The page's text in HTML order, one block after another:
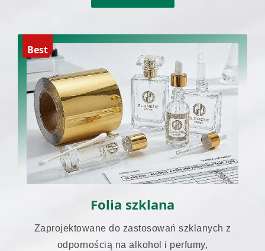
Best
Folia szklana
Zaprojektowane do zastosowań szklanych z
odpornością na alkohol i perfumy,